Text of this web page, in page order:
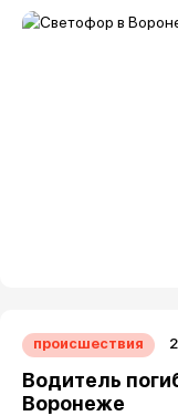
происшествия
Водитель
Воронеже